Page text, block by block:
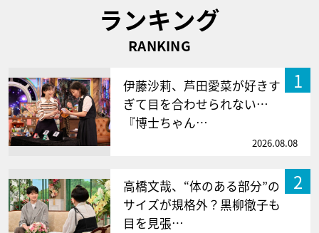
ランキング
RANKING
1
伊藤沙莉、芦田愛菜が好きす
ぎて目を合わせられない…
『博士ちゃん…
2026.08.08
2
高橋文哉、“体のある部分”の
サイズが規格外？黒柳徹子も
目を見張…